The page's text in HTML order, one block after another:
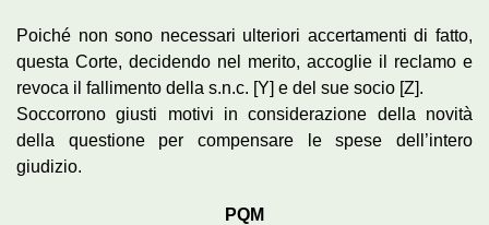
Poiché non sono necessari ulteriori accertamenti di fatto,
questa Corte, decidendo nel merito, accoglie il reclamo e
revoca il fallimento della s.n.c. [Y] e del sue socio [Z].
Soccorrono giusti motivi in considerazione della novità
della questione per compensare le spese dell’intero
giudizio.
PQM